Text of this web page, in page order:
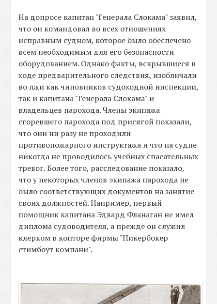
На допросе капитан "Генерала Слокама" заявил,
что он командовал во всех отношениях
исправным судном, которое было обеспечено
всем необходимым для его безопасности
оборудованием. Однако факты, вскрывшиеся в
ходе предварительного следствия, изобличали
во лжи как чиновников судоходной инспекции,
так и капитана "Генерала Слокама" и
владельцев парохода. Члены экипажа
сгоревшего парохода под присягой показали,
что они ни разу не проходили
противопожарного инструктажа и что на судне
никогда не проводилось учебных спасательных
тревог. Более того, расследование показало,
что у некоторых членов экипажа парохода не
было соответствующих документов на занятие
своих должностей. Например, первый
помощник капитана Эдвард Фланаган не имел
диплома судоводителя, а прежде он служил
клерком в конторе фирмы "Никербокер
стимбоут компани".